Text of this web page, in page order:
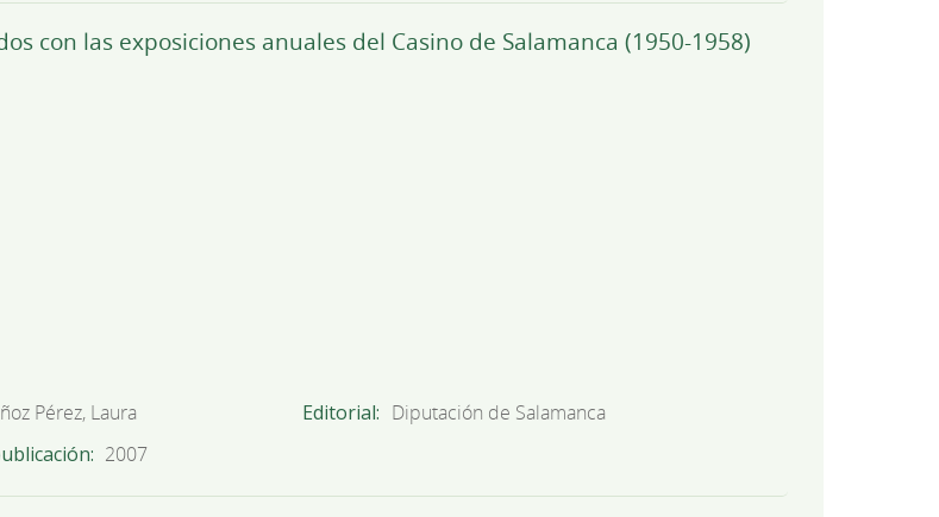
con las exposiciones anuales del Casino de Salamanca (1950-1958)
Pérez, Laura Editorial
Diputación de Salamanca
2007